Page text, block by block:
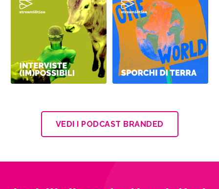
VEDI I PODCAST BRANDED